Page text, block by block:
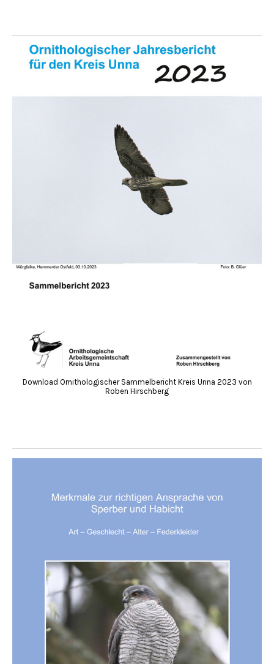
Download Ornithologischer Sammelbericht Kreis Unna 2023 von
Roben Hirschberg